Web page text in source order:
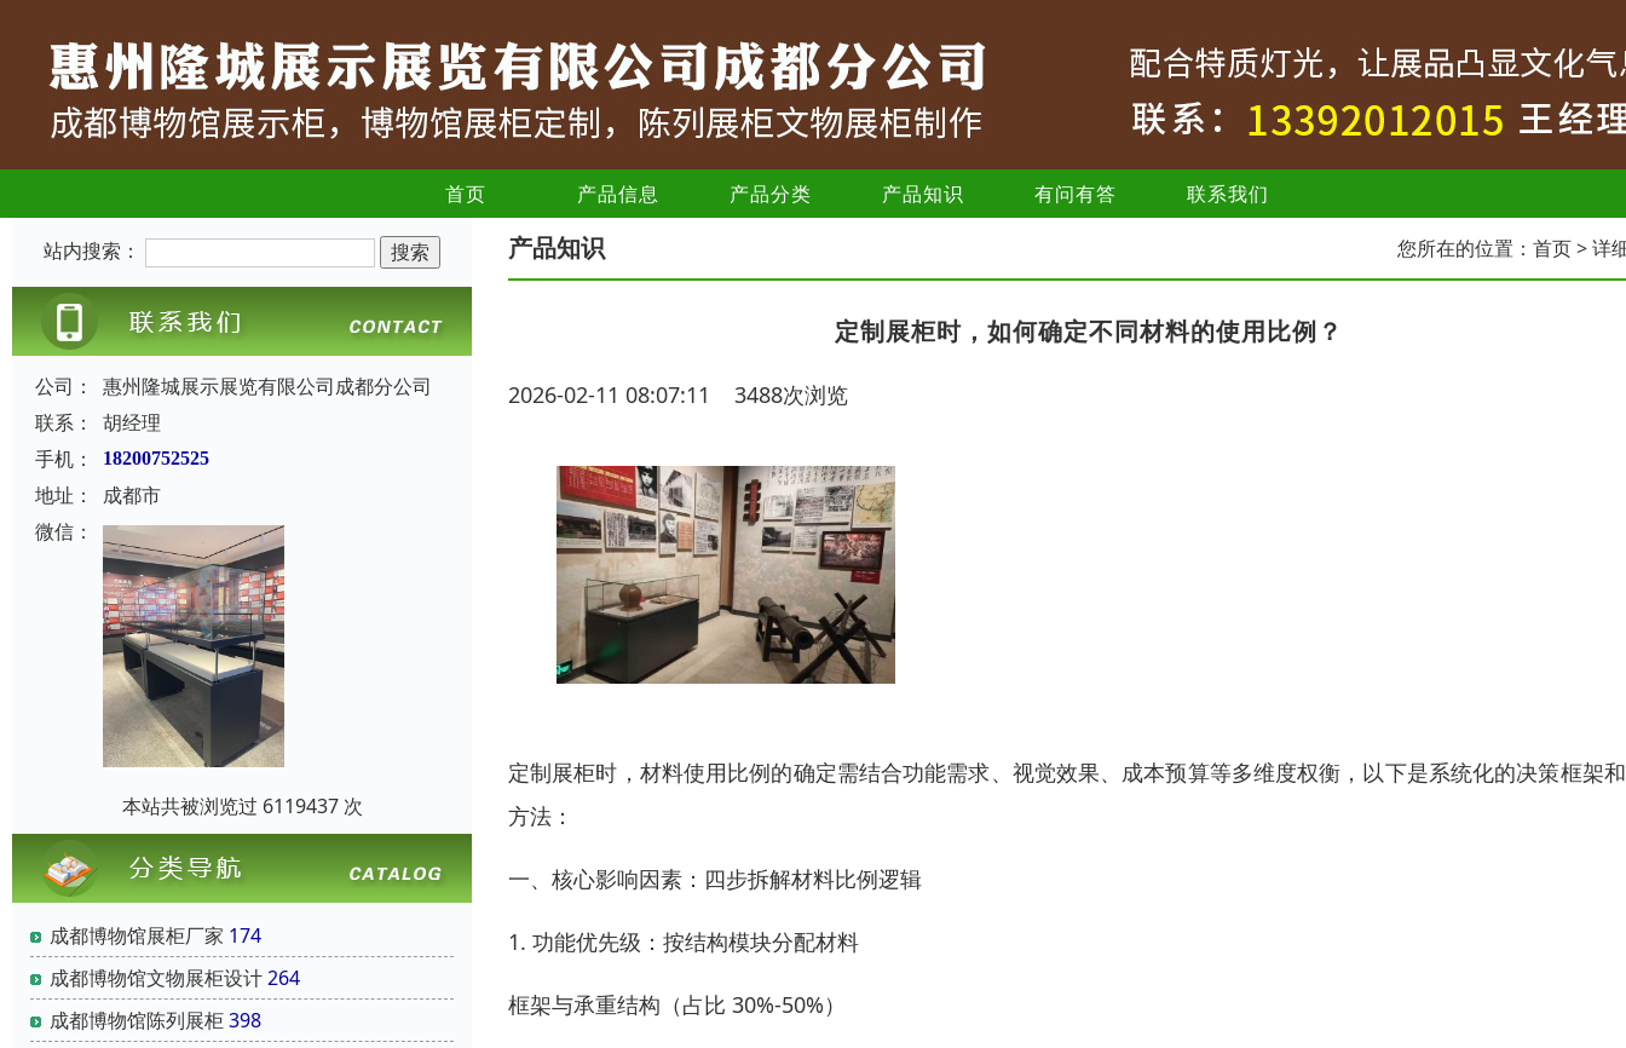
首页 产品信息 产品分类 产品知识 有问有答 联系我们
站内搜索：
公司：
惠州隆城展示展览有限公司成都分公司
联系：
胡经理
手机：
18200752525
地址：
成都市
微信：
本站共被浏览过 6119437 次
成都博物馆展柜厂家 174
成都博物馆文物展柜设计264
成都博物馆陈列展柜398
产品知识 您所在的位置： 首页> 详
定制展柜时，如何确定不同材料的使用比例？
2026-02-11 08:07:11 3488次浏览
定制展柜时，材料使用比例的确定需结合功能需求、视觉效果、成本预算等多维度权衡，以下是系统化的决策框架
方法：
一、核心影响因素：四步拆解材料比例逻辑
1. 功能优先级：按结构模块分配材料
框架与承重结构（占比 30%-50%）